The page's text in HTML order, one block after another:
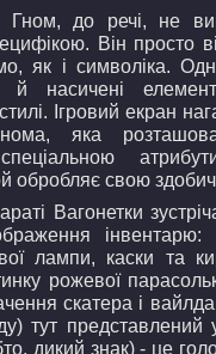
Гном, до речі, не
Він просто
як і символіка.
й насичені
Ігровий екран
яка
обробляє свою
Вагонетки
лампи, каски та
рожевої
скатера і
тут представлений
дикий знак) - це